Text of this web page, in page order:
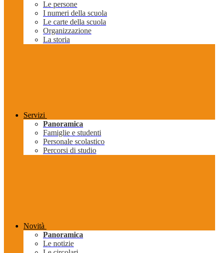
Le persone
I numeri della scuola
Le carte della scuola
Organizzazione
La storia
Servizi
Panoramica
Famiglie e studenti
Personale scolastico
Percorsi di studio
Novità
Panoramica
Le notizie